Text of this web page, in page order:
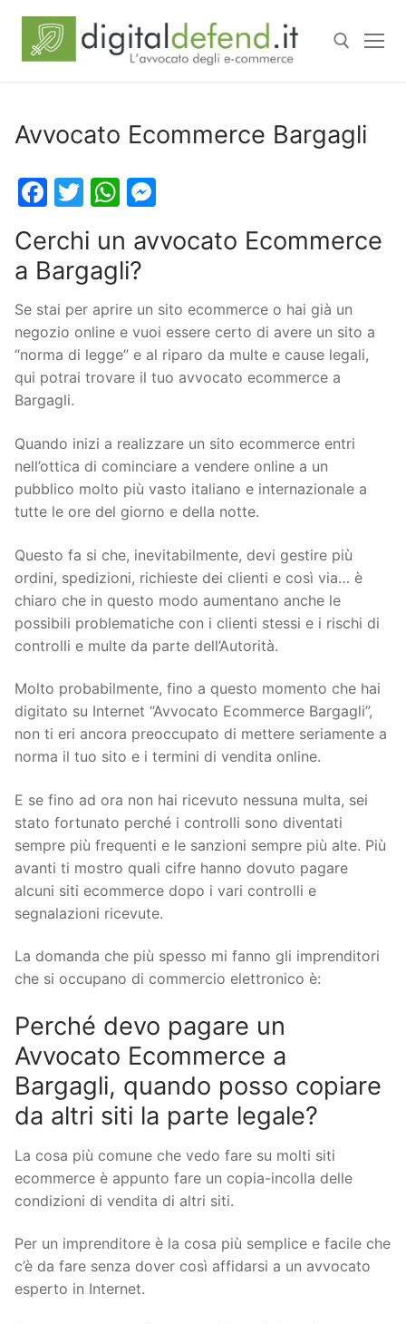
Avvocato Ecommerce Bargagli
Facebook
TwitterWhatsApp
Cerchi un avvocato Ecommerce
a Bargagli?
Se stai per aprire un sito ecommerce o hai già un
negozio online e vuoi essere certo di avere un sito a
“norma di legge” e al riparo da multe e cause legali,
qui potrai trovare il tuo avvocato ecommerce a
Bargagli.
Quando inizi a realizzare un sito ecommerce entri
nell’ottica di cominciare a vendere online a un
pubblico molto più vasto italiano e internazionale a
tutte le ore del giorno e della notte.
Questo fa si che, inevitabilmente, devi gestire più
ordini, spedizioni, richieste dei clienti e così via… è
chiaro che in questo modo aumentano anche le
possibili problematiche con i clienti stessi e i rischi di
controlli e multe da parte dell’Autorità.
Molto probabilmente, fino a questo momento che hai
digitato su Internet “Avvocato Ecommerce Bargagli”,
non ti eri ancora preoccupato di mettere seriamente a
norma il tuo sito e i termini di vendita online.
E se fino ad ora non hai ricevuto nessuna multa, sei
stato fortunato perché i controlli sono diventati
sempre più frequenti e le sanzioni sempre più alte. Più
avanti ti mostro quali cifre hanno dovuto pagare
alcuni siti ecommerce dopo i vari controlli e
segnalazioni ricevute.
La domanda che più spesso mi fanno gli imprenditori
che si occupano di commercio elettronico è:
Perché devo pagare un
Avvocato Ecommerce a
Bargagli, quando posso copiare
da altri siti la parte legale?
La cosa più comune che vedo fare su molti siti
ecommerce è appunto fare un copia-incolla delle
condizioni di vendita di altri siti.
Per un imprenditore è la cosa più semplice e facile che
c’è da fare senza dover così affidarsi a un avvocato
esperto in Internet.